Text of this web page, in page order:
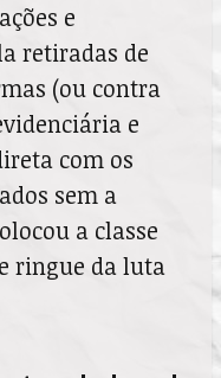
e
retiradas de
(ou contra
e
com os
sem a
a classe
ringue da luta